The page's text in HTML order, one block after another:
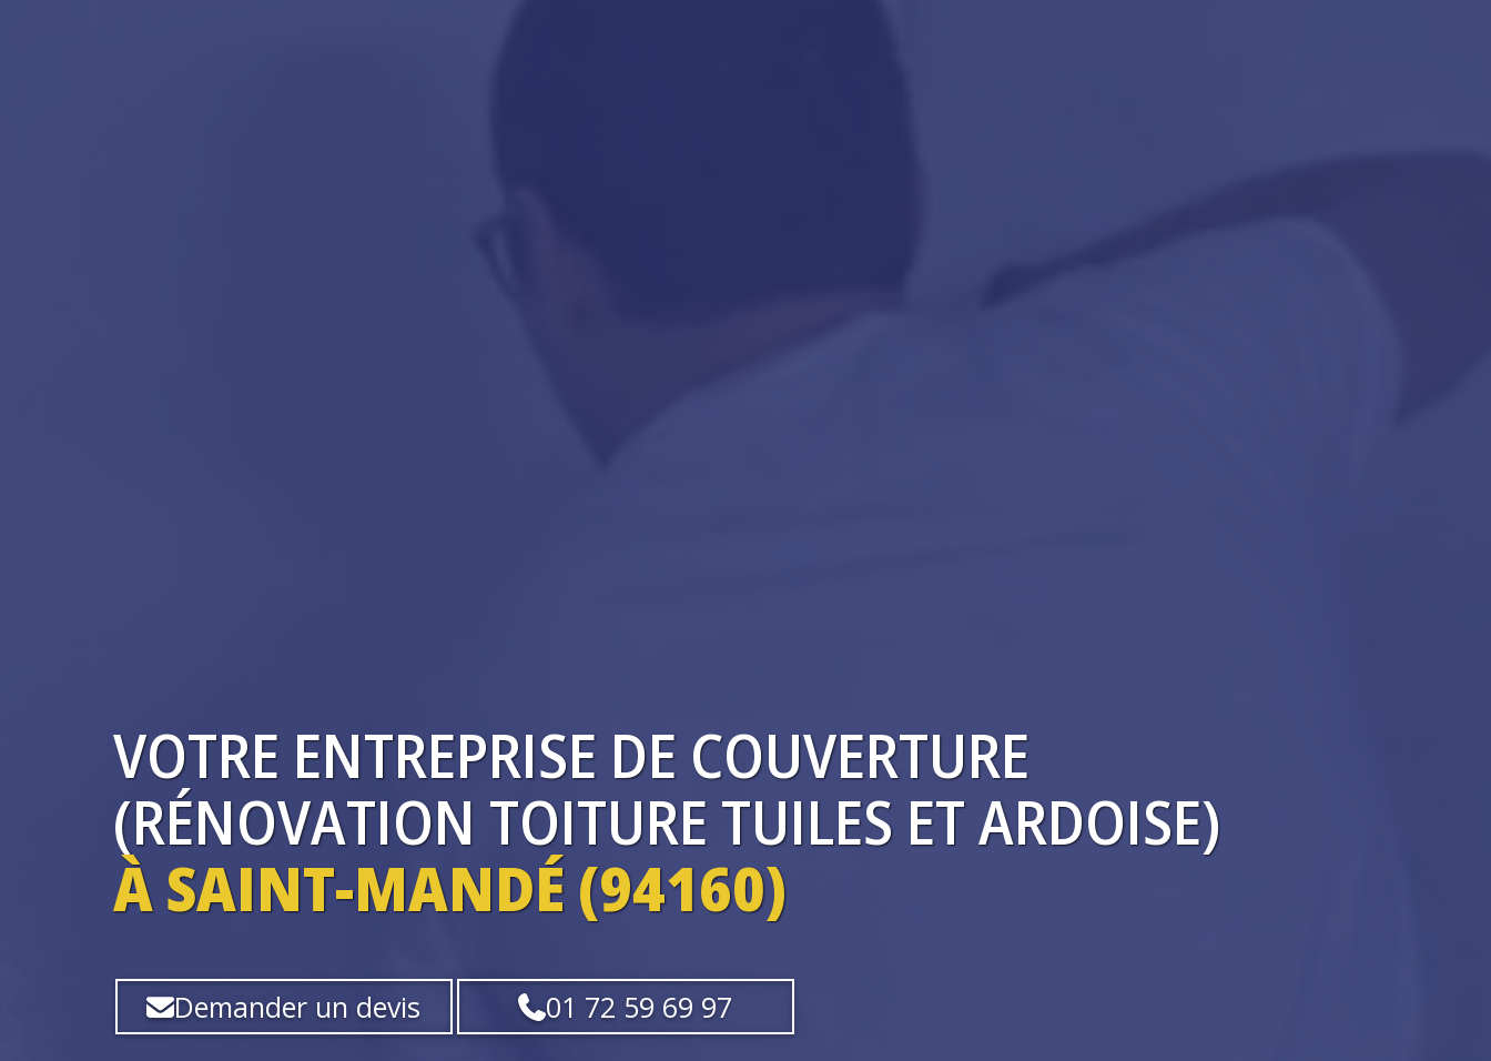
VOTRE ENTREPRISE DE COUVERTURE
(RÉNOVATION TOITURE TUILES ET ARDOISE)
À SAINT-MANDÉ (94160)
Demander un devis 01 72 59 69 97